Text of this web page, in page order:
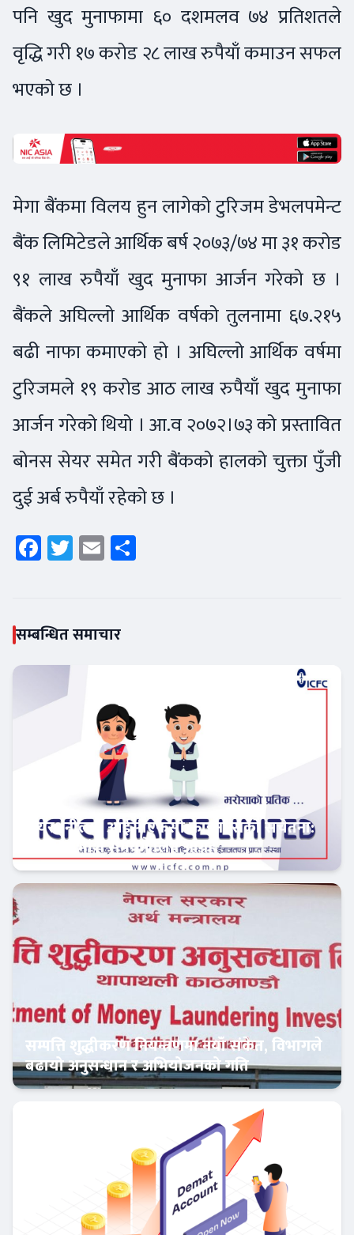
पनि खुद मुनाफामा ६० दशमलव ७४ प्रतिशतले
वृद्धि गरी १७ करोड २८ लाख रुपैयाँ कमाउन सफल
भएको छ ।
मेगा बैंकमा विलय हुन लागेको टुरिजम डेभलपमेन्ट
बैंक लिमिटेडले आर्थिक बर्ष २०७३/७४ मा ३१ करोड
९१ लाख रुपैयाँ खुद मुनाफा आर्जन गरेको छ ।
बैंकले अघिल्लो आर्थिक वर्षको तुलनामा ६७.२१५
बढी नाफा कमाएको हो । अघिल्लो आर्थिक वर्षमा
टुरिजमले १९ करोड आठ लाख रुपैयाँ खुद मुनाफा
आर्जन गरेको थियो । आ.व २०७२।७३ को प्रस्तावित
बोनस सेयर समेत गरी बैंकको हालको चुक्ता पुँजी
दुई अर्ब रुपैयाँ रहेको छ ।
Facebook
Twitter
Email
सम्बन्धित समाचार
फिन–टेक
सेयरधनीलाई आईसीएफसी फाइनान्सको सचेतना:
बाँकी लाभांश समयमै लिन आग्रह
सम्पत्ति शुद्धीकरण नियन्त्रणमा नयाँ संकेत, विभागले
बढायो अनुसन्धान र अभियोजनको गति